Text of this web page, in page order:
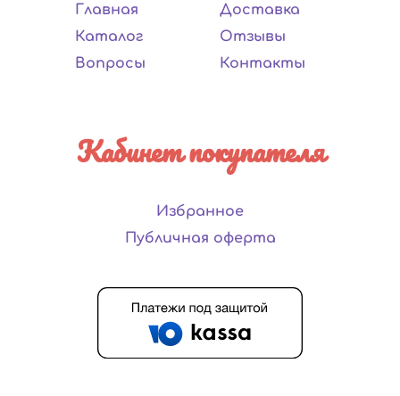
Главная
Каталог
Вопросы
Доставка
Отзывы
Контакты
Кабинет покупателя
Избранное
Публичная оферта